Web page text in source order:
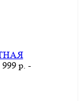
р. -